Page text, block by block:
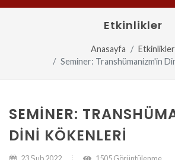
31
Etkinlikler
Anasayfa
Etkinlikler
Seminer: Transhümanizm'in
SEMINER:
DINI KÖKENLERI